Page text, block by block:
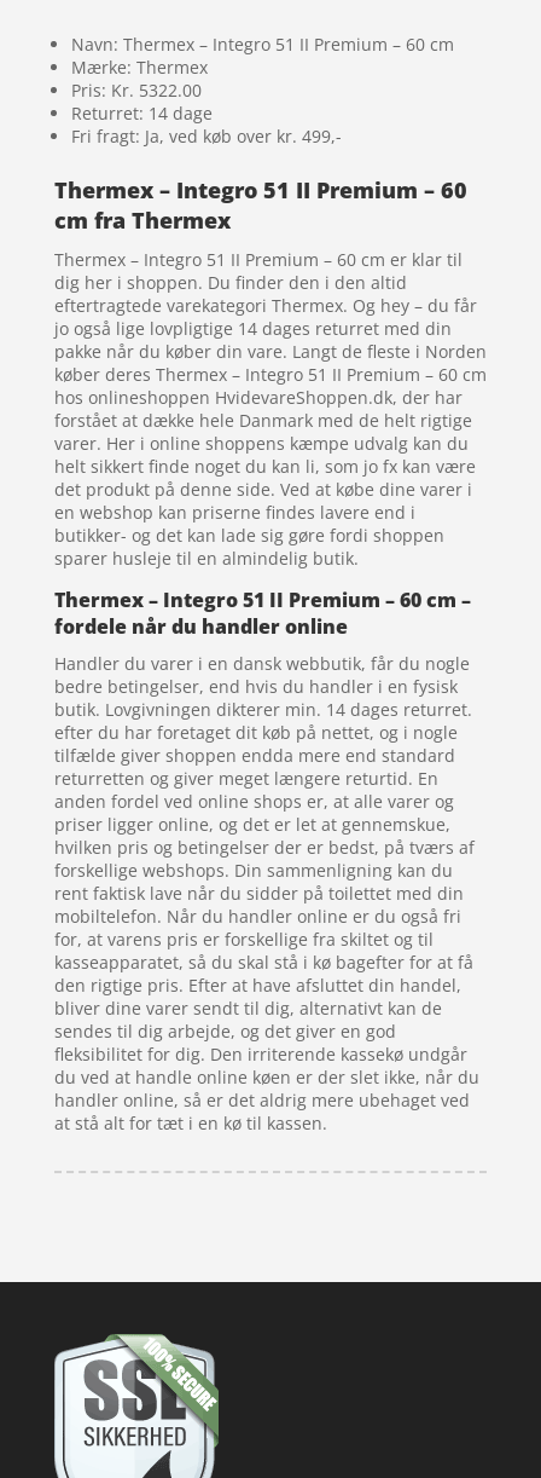
Navn: Thermex – Integro 51 II Premium – 60 cm
Mærke: Thermex
Pris: Kr. 5322.00
Returret: 14 dage
Fri fragt: Ja, ved køb over kr. 499,-
Thermex – Integro 51 II Premium – 60
cm fra Thermex
Thermex – Integro 51 II Premium – 60 cm er klar til
dig her i shoppen. Du finder den i den altid
eftertragtede varekategori Thermex. Og hey – du får
jo også lige lovpligtige 14 dages returret med din
pakke når du køber din vare. Langt de fleste i Norden
køber deres Thermex – Integro 51 II Premium – 60 cm
hos onlineshoppen HvidevareShoppen.dk, der har
forstået at dække hele Danmark med de helt rigtige
varer. Her i online shoppens kæmpe udvalg kan du
helt sikkert finde noget du kan li, som jo fx kan være
det produkt på denne side. Ved at købe dine varer i
en webshop kan priserne findes lavere end i
butikker- og det kan lade sig gøre fordi shoppen
sparer husleje til en almindelig butik.
Thermex – Integro 51 II Premium – 60 cm –
fordele når du handler online
Handler du varer i en dansk webbutik, får du nogle
bedre betingelser, end hvis du handler i en fysisk
butik. Lovgivningen dikterer min. 14 dages returret.
efter du har foretaget dit køb på nettet, og i nogle
tilfælde giver shoppen endda mere end standard
returretten og giver meget længere returtid. En
anden fordel ved online shops er, at alle varer og
priser ligger online, og det er let at gennemskue,
hvilken pris og betingelser der er bedst, på tværs af
forskellige webshops. Din sammenligning kan du
rent faktisk lave når du sidder på toilettet med din
mobiltelefon. Når du handler online er du også fri
for, at varens pris er forskellige fra skiltet og til
kasseapparatet, så du skal stå i kø bagefter for at få
den rigtige pris. Efter at have afsluttet din handel,
bliver dine varer sendt til dig, alternativt kan de
sendes til dig arbejde, og det giver en god
fleksibilitet for dig. Den irriterende kassekø undgår
du ved at handle online køen er der slet ikke, når du
handler online, så er det aldrig mere ubehaget ved
at stå alt for tæt i en kø til kassen.